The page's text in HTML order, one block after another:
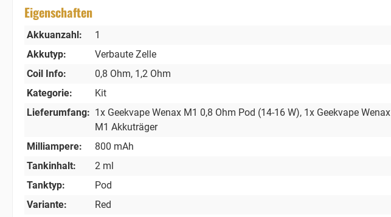
Eigenschaften
Akkuanzahl:
1
Akkutyp:
Verbaute Zelle
Coil Info:
0,8 Ohm, 1,2 Ohm
Kategorie:
Kit
Lieferumfang: 1x Geekvape Wenax M1 0,8 Ohm Pod (14-16 W), 1x Geekvape Wenax
M1 Akkuträger
Milliampere:
800 mAh
Tankinhalt:
2 ml
Tanktyp:
Pod
Variante:
Red